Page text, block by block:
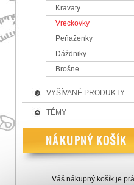
Kravaty
Vreckovky
Peňaženky
Dáždniky
Brošne
VYŠÍVANÉ PRODUKTY
TÉMY
Váš nákupný košík je